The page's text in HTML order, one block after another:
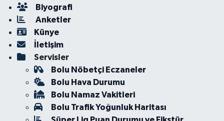
Biyografi
Anketler
Künye
İletişim
Servisler
Bolu Nöbetçi Eczaneler
Bolu Hava Durumu
Bolu Namaz Vakitleri
Bolu Trafik Yoğunluk Haritası